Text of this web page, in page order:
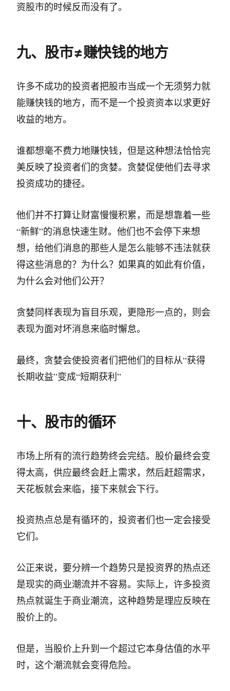
资股市的时候反而没有了。
九、股市≠赚快钱的地方
许多不成功的投资者把股市当成一个无须努力就
能赚快钱的地方，而不是一个投资资本以求更好
收益的地方。
谁都想毫不费力地赚快钱，但是这种想法恰恰完
美反映了投资者们的贪婪。贪婪促使他们去寻求
投资成功的捷径。
他们并不打算让财富慢慢积累，而是想靠着一些
“新鲜”的消息快速生财。他们也不会停下来想
想，给他们消息的那些人是怎么能够不违法就获
得这些消息的？为什么？如果真的如此有价值，
为什么会对他们公开？
贪婪同样表现为盲目乐观，更隐形一点的，则会
表现为面对坏消息来临时懈怠。
最终，贪婪会使投资者们把他们的目标从“获得
长期收益”变成“短期获利”
十、股市的循环
市场上所有的流行趋势终会完结。股价最终会变
得太高，供应最终会赶上需求，然后赶超需求，
天花板就会来临，接下来就会下行。
投资热点总是有循环的，投资者们也一定会接受
它们。
公正来说，要分辨一个趋势只是投资界的热点还
是现实的商业潮流并不容易。实际上，许多投资
热点就诞生于商业潮流，这种趋势是理应反映在
股价上的。
但是，当股价上升到一个超过它本身估值的水平
时，这个潮流就会变得危险。